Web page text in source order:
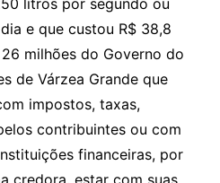
litros por segundo ou
e que custou R$ 38,8
milhões do Governo do
de Várzea Grande que
impostos, taxas,
contribuintes ou com
financeiras, por